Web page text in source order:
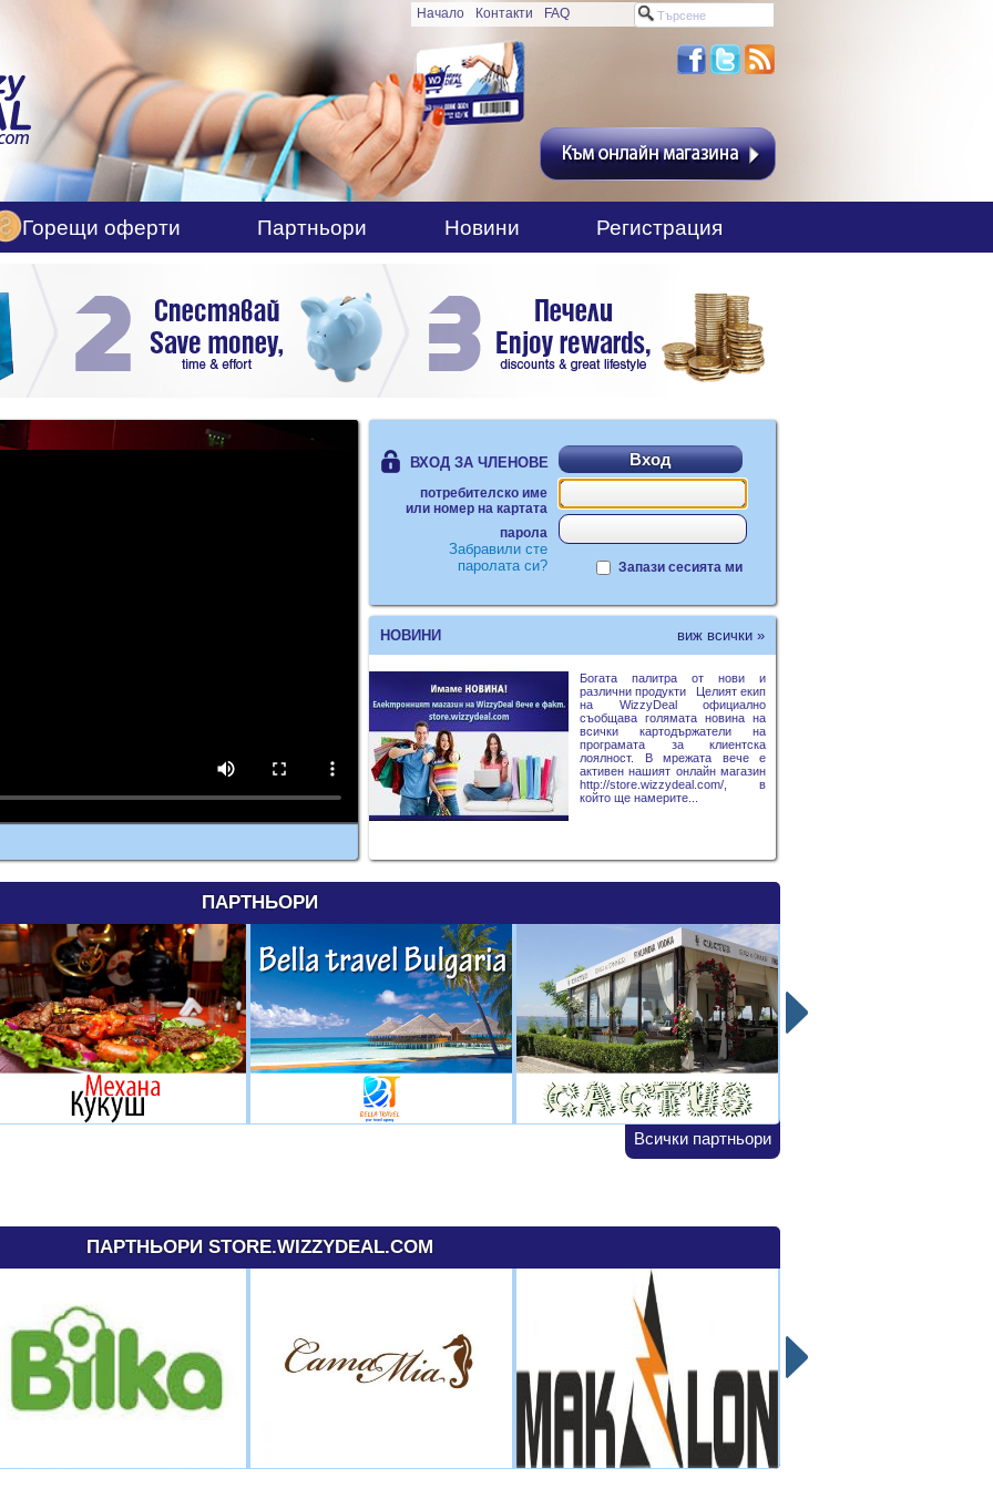
Начало Контакти FAQ
Горещи оферти Партньори Новини Регистрация
ВХОД ЗА ЧЛЕНОВЕ
потребителско име
или номер на картата
парола
Забравили сте
паролата си?
Запази сесията ми
НОВИНИ виж всички »
Богата палитра от нови и
различни продукти Целият екип
на WizzyDeal официално
съобщава голямата новина на
всички картодържатели на
програмата за клиентска
лоялност. В мрежата вече е
активен нашият онлайн магазин
http://store.wizzydeal.com/, в
който ще намерите...
ПАРТНЬОРИ
Всички партньори
ПАРТНЬОРИ STORE.WIZZYDEAL.COM